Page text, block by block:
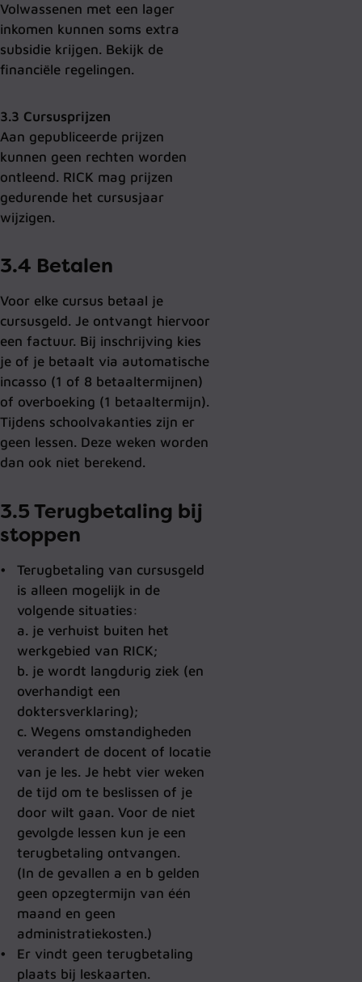
Volwassenen met een lager
inkomen kunnen soms extra
subsidie krijgen. Bekijk de
financiële regelingen.
3.3 Cursusprijzen
Aan gepubliceerde prijzen
kunnen geen rechten worden
ontleend. RICK mag prijzen
gedurende het cursusjaar
wijzigen.
3.4 Betalen
Voor elke cursus betaal je
cursusgeld. Je ontvangt hiervoor
een factuur. Bij inschrijving kies
je of je betaalt via automatische
incasso (1 of 8 betaaltermijnen)
of overboeking (1 betaaltermijn).
Tijdens schoolvakanties zijn er
geen lessen. Deze weken worden
dan ook niet berekend.
3.5 Terugbetaling bij
stoppen
Terugbetaling van cursusgeld
is alleen mogelijk in de
volgende situaties:
a. je verhuist buiten het
werkgebied van RICK;
b. je wordt langdurig ziek (en
overhandigt een
doktersverklaring);
c. Wegens omstandigheden
verandert de docent of locatie
van je les. Je hebt vier weken
de tijd om te beslissen of je
door wilt gaan. Voor de niet
gevolgde lessen kun je een
terugbetaling ontvangen.
(In de gevallen a en b gelden
geen opzegtermijn van één
maand en geen
administratiekosten.)
Er vindt geen terugbetaling
plaats bij leskaarten.